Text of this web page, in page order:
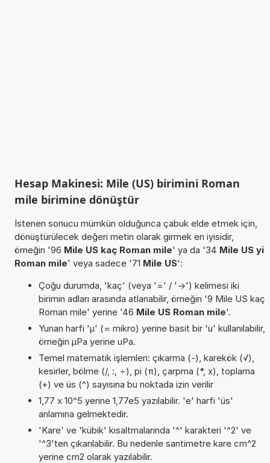
Hesap Makinesi: Mile (US) birimini Roman
mile birimine dönüştür
İstenen sonucu mümkün olduğunca çabuk elde etmek için,
dönüştürülecek değeri metin olarak girmek en iyisidir,
örneğin '96 Mile US kaç Roman mile' ya da '34 Mile US yi
Roman mile' veya sadece '71 Mile US':
Çoğu durumda, 'kaç' (veya '=' / '->') kelimesi iki
birimin adları arasında atlanabilir, örneğin '9 Mile US kaç
Roman mile' yerine '46 Mile US Roman mile'.
Yunan harfi 'µ' (= mikro) yerine basit bir 'u' kullanılabilir,
örneğin µPa yerine uPa.
Temel matematik işlemleri: çıkarma (-), karekök (√),
kesirler, bölme (/, :, ÷), pi (π), çarpma (*, x), toplama
(+) ve üs (^) sayısına bu noktada izin verilir
1,77 x 10^5 yerine 1,77e5 yazılabilir. 'e' harfi 'üs'
anlamına gelmektedir.
'Kare' ve 'kübik' kısaltmalarında '^' karakteri '^2' ve
'^3'ten çıkarılabilir. Bu nedenle santimetre kare cm^2
yerine cm2 olarak yazılabilir.